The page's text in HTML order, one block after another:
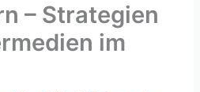
– Strategien
im